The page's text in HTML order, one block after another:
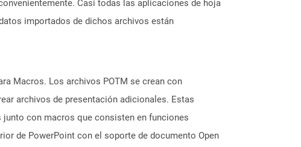
Casi todas las aplicaciones de hoja
importados de dichos archivos están
Macros. Los archivos POTM se crean con
archivos de presentación adicionales. Estas
con macros que consisten en funciones
de PowerPoint con el soporte de documento Open